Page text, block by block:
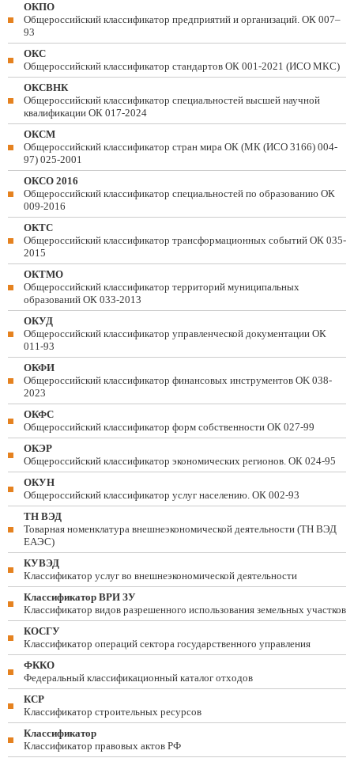
ОКПО
Общероссийский классификатор предприятий и организаций. ОК 007–
93
ОКС
Общероссийский классификатор стандартов ОК 001-2021 (ИСО МКС)
ОКСВНК
Общероссийский классификатор специальностей высшей научной
квалификации ОК 017-2024
ОКСМ
Общероссийский классификатор стран мира ОК (МК (ИСО 3166) 004-
97) 025-2001
ОКСО 2016
Общероссийский классификатор специальностей по образованию ОК
009-2016
ОКТС
Общероссийский классификатор трансформационных событий ОК 035-
2015
ОКТМО
Общероссийский классификатор территорий муниципальных
образований ОК 033-2013
ОКУД
Общероссийский классификатор управленческой документации ОК
011-93
ОКФИ
Общероссийский классификатор финансовых инструментов OK 038-
2023
ОКФС
Общероссийский классификатор форм собственности ОК 027-99
ОКЭР
Общероссийский классификатор экономических регионов. ОК 024-95
ОКУН
Общероссийский классификатор услуг населению. ОК 002-93
ТН ВЭД
Товарная номенклатура внешнеэкономической деятельности (ТН ВЭД
ЕАЭС)
КУВЭД
Классификатор услуг во внешнеэкономической деятельности
Классификатор ВРИ ЗУ
Классификатор видов разрешенного использования земельных участков
КОСГУ
Классификатор операций сектора государственного управления
ФККО
Федеральный классификационный каталог отходов
КСР
Классификатор строительных ресурсов
Классификатор
Классификатор правовых актов РФ